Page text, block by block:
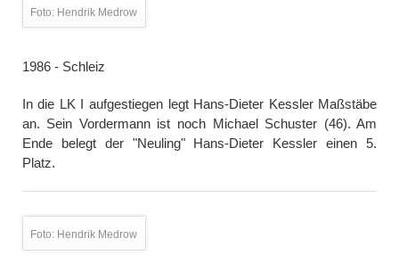
Foto: Hendrik Medrow
1986 - Schleiz
In die LK I aufgestiegen legt Hans-Dieter Kessler Maßstäbe
an. Sein Vordermann ist noch Michael Schuster (46). Am
Ende belegt der "Neuling" Hans-Dieter Kessler einen 5.
Platz.
Foto: Hendrik Medrow